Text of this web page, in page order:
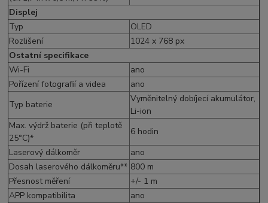
Displej
Typ
OLED
Rozlišení
1024 x 768 px
Ostatní specifikace
Wi-Fi
ano
Pořízení fotografií a videa
ano
Typ baterie
Vyměnitelný dobíjecí akumulátor,
Li-ion
Max. výdrž baterie (při teplotě
25°C)*
6 hodin
Laserový dálkoměr
ano
Dosah laserového dálkoměru** 800 m
Přesnost měření
+/- 1 m
APP kompatibilita
ano